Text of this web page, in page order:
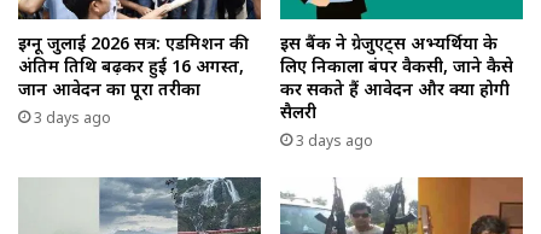
इग्नू जुलाई 2026 सत्र: एडमिशन की
अंतिम तिथि बढ़कर हुई 16 अगस्त,
जानें आवेदन का पूरा तरीका
3 days ago
इस बैंक ने ग्रेजुएट्स अभ्यर्थियों के
लिए निकाला बंपर वैकेंसी, जाने कैसे
कर सकते हैं आवेदन और क्या होगी
सैलरी
3 days ago